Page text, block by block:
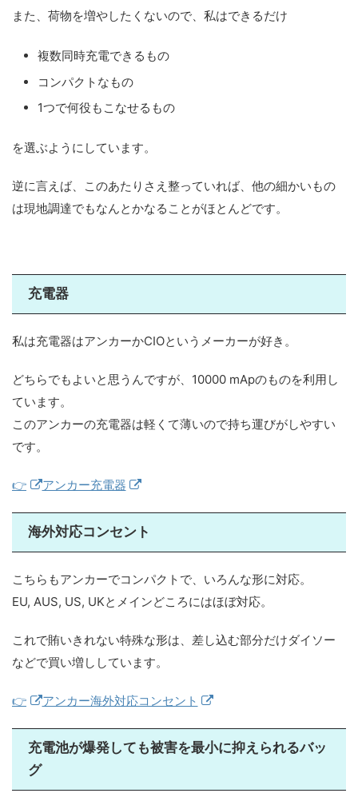
また、荷物を増やしたくないので、私はできるだけ
複数同時充電できるもの
コンパクトなもの
1つで何役もこなせるもの
を選ぶようにしています。
逆に言えば、このあたりさえ整っていれば、他の細かいもの
は現地調達でもなんとかなることがほとんどです。
充電器
私は充電器はアンカーかCIOというメーカーが好き。
どちらでもよいと思うんですが、10000 mApのものを利用し
ています。
このアンカーの充電器は軽くて薄いので持ち運びがしやすい
です。
👉 アンカー充電器
海外対応コンセント
こちらもアンカーでコンパクトで、いろんな形に対応。
EU, AUS, US, UKとメインどころにはほぼ対応。
これで賄いきれない特殊な形は、差し込む部分だけダイソー
などで買い増ししています。
👉 アンカー海外対応コンセント
充電池が爆発しても被害を最小に抑えられるバッ
グ